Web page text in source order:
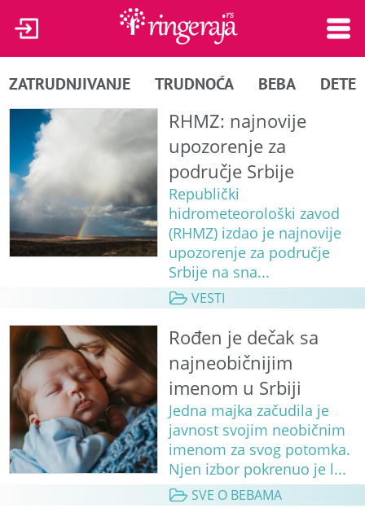
ZATRUDNJIVANJE TRUDNOĆA BEBA DETE
RHMZ: najnovije
upozorenje za
područje Srbije
Republički
hidrometeorološki zavod
(RHMZ) izdao je najnovije
upozorenje za područje
Srbije na sna...
VESTI
Rođen je dečak sa
najneobičnijim
imenom u Srbiji
Jedna majka začudila je
javnost svojim neobičnim
imenom za svog potomka.
Njen izbor pokrenuo je l...
SVE O BEBAMA